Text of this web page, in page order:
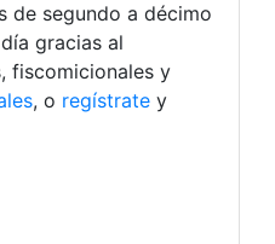
de segundo a décimo
gracias al
fiscomicionales y
, o regístrate y